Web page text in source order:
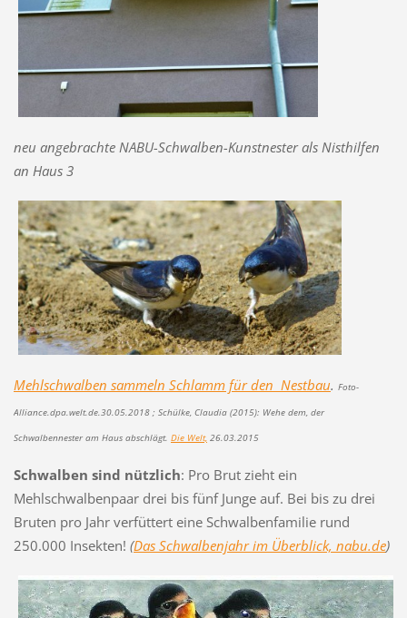
neu angebrachte NABU-Schwalben-Kunstnester als Nisthilfen
an Haus 3
Mehlschwalben sammeln Schlamm für den Nestbau. Foto-
Alliance.dpa.welt.de.30.05.2018 ; Schülke, Claudia (2015): Wehe dem, der
Schwalbennester am Haus abschlägt. Die Welt,26.03.2015
Schwalben sind nützlich: Pro Brut zieht ein
Mehlschwalbenpaar drei bis fünf Junge auf. Bei bis zu drei
Bruten pro Jahr verfüttert eine Schwalbenfamilie rund
250.000 Insekten! (Das Schwalbenjahr im Überblick, nabu.de)